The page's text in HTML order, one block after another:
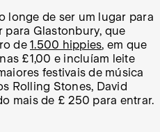
longe de ser um lugar para
para Glastonbury, que
de 1.500 hippies, em que
£1,00 e incluíam leite
festivais de música
Rolling Stones, David
mais de £ 250 para entrar.